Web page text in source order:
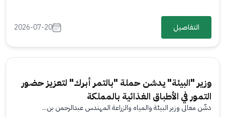
التفاصيل 2026-07-20
وزير "البيئة" يدشن حملة "بالتمر أبرك" لتعزيز حضور
التمور في الأطباق الغذائية بالمملكة
دشّن معالي وزير البيئة والمياه والزراعة المهندس عبدالرحمن بن...